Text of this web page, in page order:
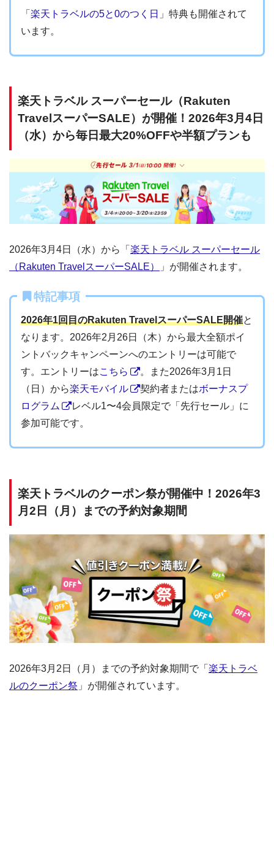
「 楽天トラベルの5と0のつく日 」特典も開催されて
います。
楽天トラベル スーパーセール（Rakuten
TravelスーパーSALE）が開催！2026年3月4日
（水）から毎日最大20%OFFや半額プランも
2026年3月4日（水）から「 楽天トラベル スーパーセール
（Rakuten TravelスーパーSALE）
」が開催されます。
特記事項
2026年1回目のRakuten TravelスーパーSALE開催と
なります。2026年2月26日（木）から最大全額ポイ
ントバックキャンペーンへのエントリーは可能で
す。エントリーはこちら
。また2026年3月1日
（日）から楽天モバイル 契約者またはボーナスプ
ログラム
レベル1〜4会員限定で「先行セール」に
参加可能です。
楽天トラベルのクーポン祭が開催中！2026年3
月2日（月）までの予約対象期間
2026年3月2日（月）までの予約対象期間で「 楽天トラベ
ルのクーポン祭 」が開催されています。